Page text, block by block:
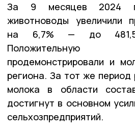
За 9 месяцев 2024
животноводы увеличили
на 6,7% — до 481,5
продемонстрировали и
региона. За тот же период
молока в области
достигнут в основном
сельхозпредприятий.